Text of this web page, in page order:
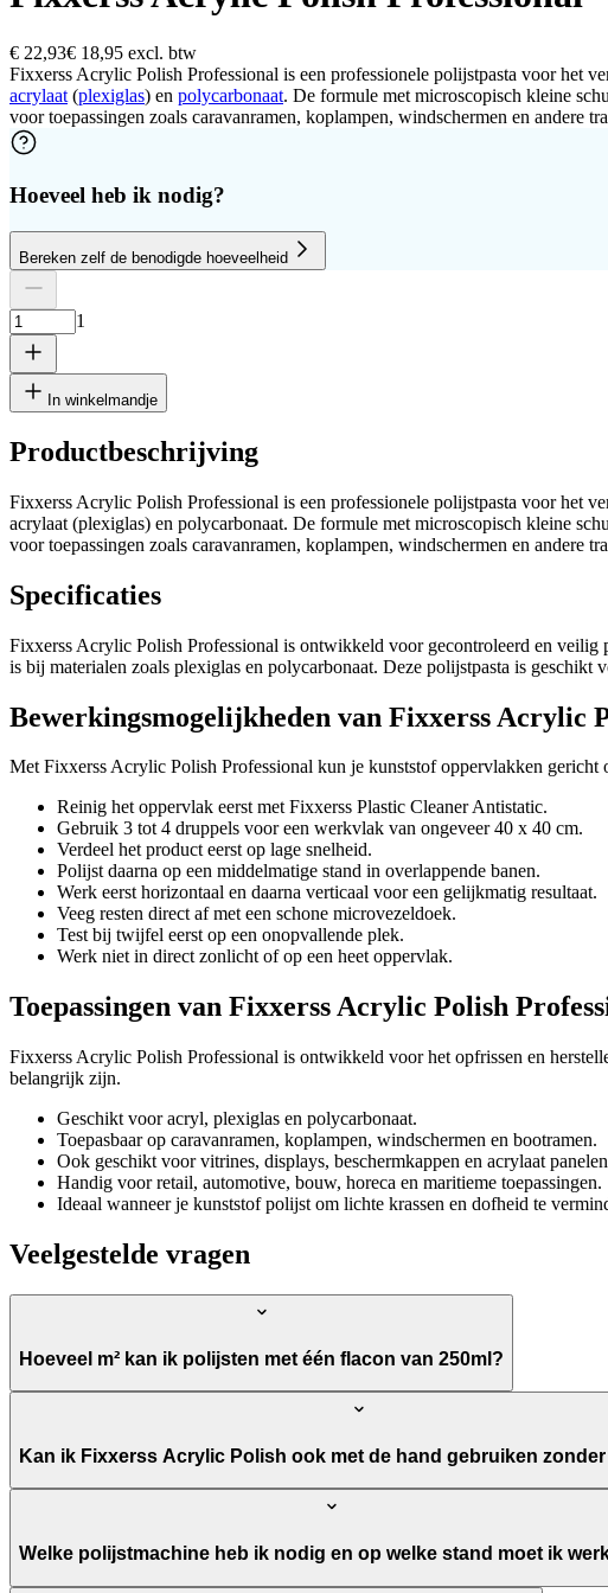
€ 22,93€ 18,95 excl. btw
Fixxerss Acrylic Polish Professional is een professionele polijstpasta voor het
acrylaat (plexiglas) en polycarbonaat. De formule met microscopisch kleine
voor toepassingen zoals caravanramen, koplampen, windschermen en andere
Hoeveel heb ik nodig?
Bereken zelf de benodigde hoeveelheid
Aantal platen
Hoogte
Breedte
Verwijder rij
1
cm
cm
Voeg nog een plaat toe
1
In winkelmandje
Productbeschrijving
Fixxerss Acrylic Polish Professional is een professionele polijstpasta voor het
acrylaat (plexiglas) en polycarbonaat. De formule met microscopisch kleine
voor toepassingen zoals caravanramen, koplampen, windschermen en andere
Specificaties
Fixxerss Acrylic Polish Professional is ontwikkeld voor gecontroleerd en
is bij materialen zoals plexiglas en polycarbonaat. Deze polijstpasta is
Bewerkingsmogelijkheden van Fixxerss Acrylic
Met Fixxerss Acrylic Polish Professional kun je kunststof oppervlakken
Reinig het oppervlak eerst met Fixxerss Plastic Cleaner Antistatic.
Gebruik 3 tot 4 druppels voor een werkvlak van ongeveer 40 x 40 cm.
Verdeel het product eerst op lage snelheid.
Polijst daarna op een middelmatige stand in overlappende banen.
Werk eerst horizontaal en daarna verticaal voor een gelijkmatig resultaat.
Veeg resten direct af met een schone microvezeldoek.
Test bij twijfel eerst op een onopvallende plek.
Werk niet in direct zonlicht of op een heet oppervlak.
Toepassingen van Fixxerss Acrylic Polish
Fixxerss Acrylic Polish Professional is ontwikkeld voor het opfrissen en
belangrijk zijn.
Geschikt voor acryl, plexiglas en polycarbonaat.
Toepasbaar op caravanramen, koplampen, windschermen en bootramen.
Ook geschikt voor vitrines, displays, beschermkappen en acrylaat
Handig voor retail, automotive, bouw, horeca en maritieme toepassingen.
Ideaal wanneer je kunststof polijst om lichte krassen en dofheid te
Veelgestelde vragen
Hoeveel m² kan ik polijsten met één flacon van 250ml?
Kan ik Fixxerss Acrylic Polish ook met de hand gebruiken
Welke polijstmachine heb ik nodig en op welke stand moet ik